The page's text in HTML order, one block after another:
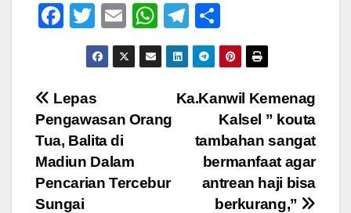
F
e
b
o
o
k
T
wi
tt
er
E
m
ail
W
h
at
A
T
el
e
gr
m
h
ar
e
Navigasi
pos
Ka.Kanwil Kemenag
Kalsel ” kouta
tambahan sangat
bermanfaat agar
antrean haji bisa
berkurang,”
Lepas
Pengawasan Orang
Tua, Balita di
Madiun Dalam
Pencarian Tercebur
Sungai